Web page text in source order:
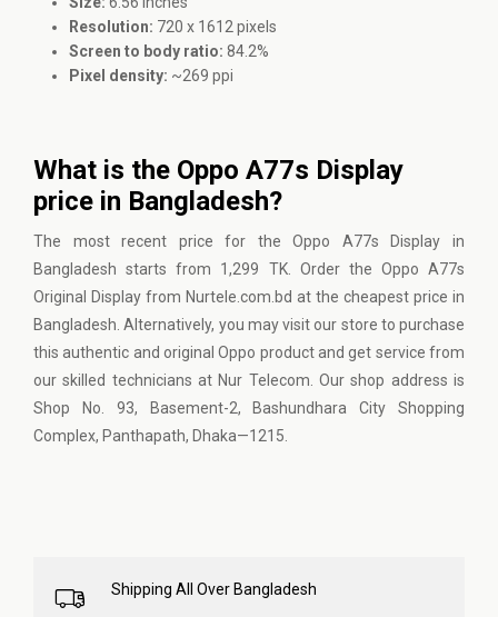
Resolution: 720 x 1612 pixels
Screen to body ratio: 84.2%
Pixel density: ~269 ppi
What is the Oppo A77s Display
price in Bangladesh?
The most recent price for the Oppo A77s Display in
Bangladesh starts from 1,299 TK. Order the Oppo A77s
Original Display from Nurtele.com.bd at the cheapest price in
Bangladesh. Alternatively, you may visit our store to purchase
this authentic and original Oppo product and get service from
our skilled technicians at Nur Telecom. Our shop address is
Shop No. 93, Basement-2, Bashundhara City Shopping
Complex, Panthapath, Dhaka—1215.
Shipping All Over Bangladesh